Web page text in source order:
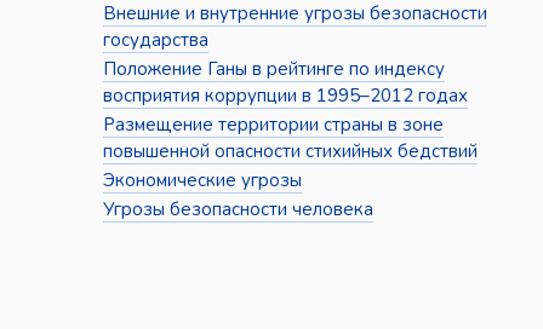
Внешние и внутренние угрозы безопасности
государства
Положение Ганы в рейтинге по индексу
восприятия коррупции в 1995–2012 годах
Размещение территории страны в зоне
повышенной опасности стихийных бедствий
Экономические угрозы
Угрозы безопасности человека